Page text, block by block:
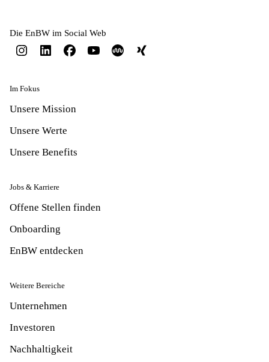
Die EnBW im Social Web
Im Fokus
Unsere Mission
Unsere Werte
Unsere Benefits
Jobs & Karriere
Offene Stellen finden
Onboarding
EnBW entdecken
Weitere Bereiche
Unternehmen
Investoren
Nachhaltigkeit